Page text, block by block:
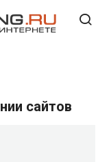
сайтов